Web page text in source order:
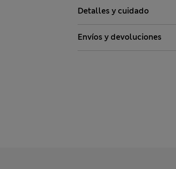
Detalles y cuidado
Envíos y devoluciones